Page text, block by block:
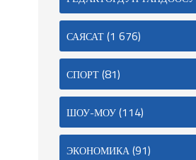
САЯСАТ(1 676)
СПОРТ(81)
ШОУ-МОУ(114)
ЭКОНОМИКА(91)